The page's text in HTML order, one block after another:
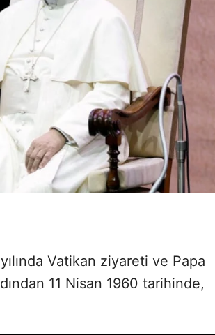
Vatikan ziyareti ve Papa
11 Nisan 1960 tarihinde,